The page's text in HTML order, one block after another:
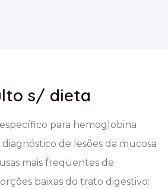
s/ dieta
para hemoglobina
de lesões da mucosa
mais freqüentes de
baixas do trato digestivo: